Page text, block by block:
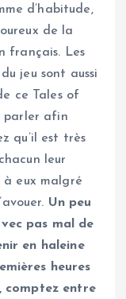
d’habitude,
de la
français. Les
jeu sont aussi
ce Tales of
parler afin
qu’il est très
leur
eux malgré
Un peu
pas mal de
en haleine
heures
comptez entre